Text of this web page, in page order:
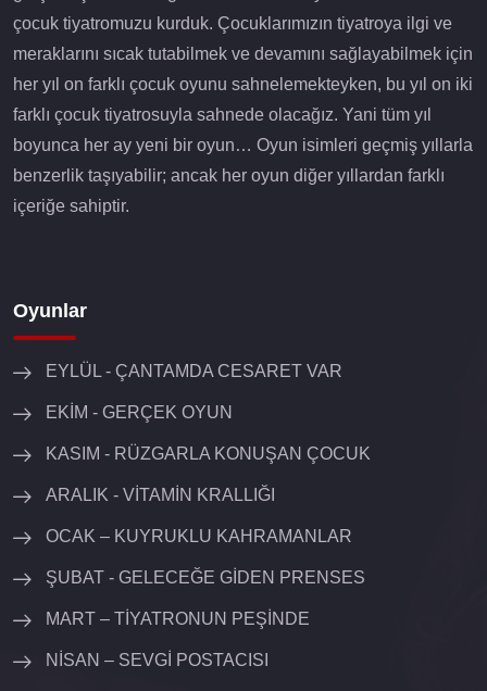
çocuk tiyatromuzu kurduk. Çocuklarımızın tiyatroya ilgi ve
meraklarını sıcak tutabilmek ve devamını sağlayabilmek için
her yıl on farklı çocuk oyunu sahnelemekteyken, bu yıl on iki
farklı çocuk tiyatrosuyla sahnede olacağız. Yani tüm yıl
boyunca her ay yeni bir oyun… Oyun isimleri geçmiş yıllarla
benzerlik taşıyabilir; ancak her oyun diğer yıllardan farklı
içeriğe sahiptir.
Oyunlar
EYLÜL - ÇANTAMDA CESARET VAR
EKİM - GERÇEK OYUN
KASIM - RÜZGARLA KONUŞAN ÇOCUK
ARALIK - VİTAMİN KRALLIĞI
OCAK – KUYRUKLU KAHRAMANLAR
ŞUBAT - GELECEĞE GİDEN PRENSES
MART – TİYATRONUN PEŞİNDE
NİSAN – SEVGİ POSTACISI